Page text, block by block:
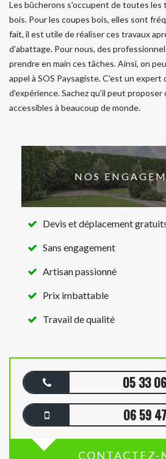
Les bûcherons s'occupent de toutes les
bois. Pour les coupes bois, elles sont
fait, il est utile de réaliser ces travaux
d'abattage. Pour nous, des
prendre en main ces tâches. Ainsi, on
appel à SOS Paysagiste. C'est un expert
d'expérience. Sachez qu'il peut
accessibles à beaucoup de monde.
NOS
Devis et déplacement
Sans engagement
Artisan passionné
Prix imbattable
Travail de qualité
05 33
06 59
CONTACTEZ-